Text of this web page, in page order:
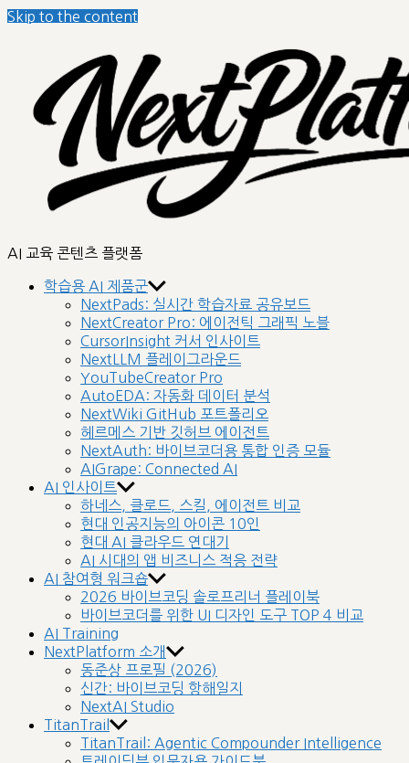
Skip to the content
nextplatform
AI 교육 콘텐츠 플랫폼
학습용 AI 제품군
NextPads: 실시간 학습자료 공유보드
NextCreator Pro: 에이전틱 그래픽 노블
CursorInsight 커서 인사이트
NextLLM 플레이그라운드
YouTubeCreator Pro
AutoEDA: 자동화 데이터 분석
NextWiki GitHub 포트폴리오
헤르메스 기반 깃허브 에이전트
NextAuth: 바이브코더용 통합 인증 모듈
AIGrape: Connected AI
AI 인사이트
하네스, 클로드, 스킬, 에이전트 비교
현대 인공지능의 아이콘 10인
현대 AI 클라우드 연대기
AI 시대의 앱 비즈니스 적응 전략
AI 참여형 워크숍
2026 바이브코딩 솔로프리너 플레이북
바이브코더를 위한 UI 디자인 도구 TOP 4 비교
AI Training
NextPlatform 소개
동준상 프로필 (2026)
신간: 바이브코딩 항해일지
NextAI Studio
TitanTrail
TitanTrail: Agentic Compounder Intelligence